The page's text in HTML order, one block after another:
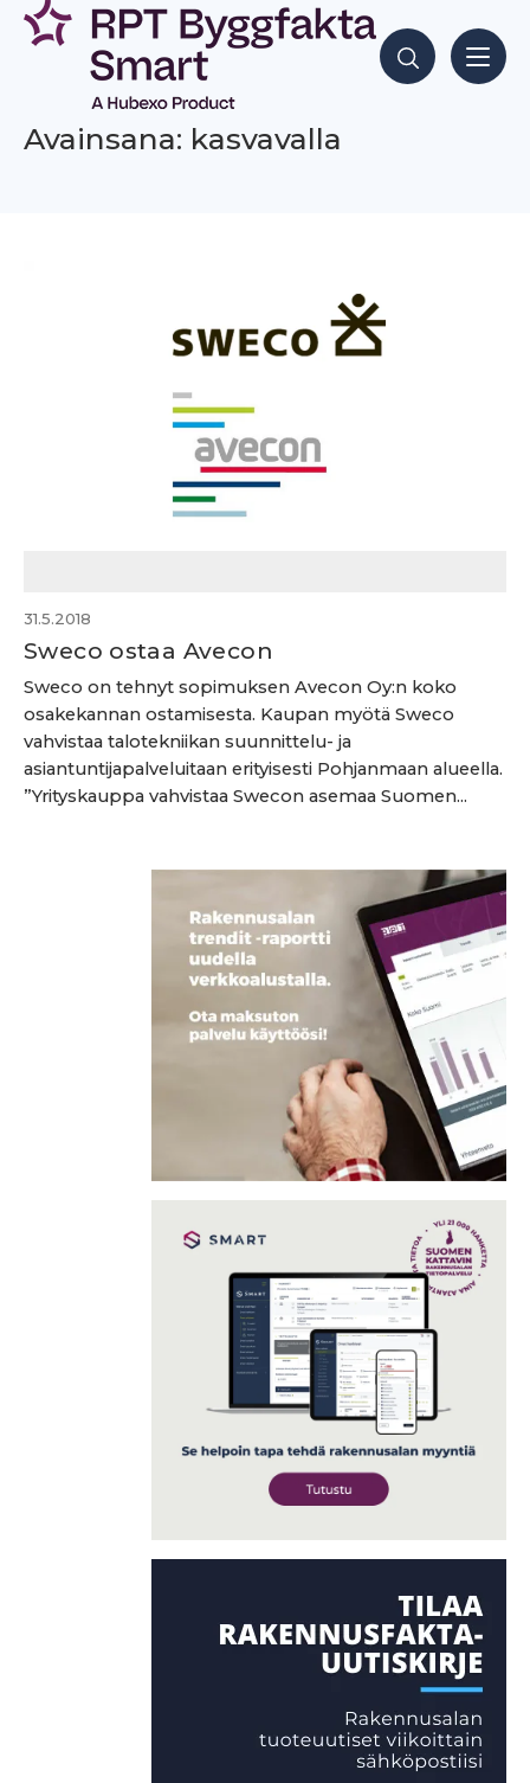
Siirry
sisältöön
Hae sisältöjä
Avainsana: kasvavalla
31.5.2018
Sweco ostaa Avecon
Sweco on tehnyt sopimuksen Avecon Oy:n koko
osakekannan ostamisesta. Kaupan myötä Sweco
vahvistaa talotekniikan suunnittelu- ja
asiantuntijapalveluitaan erityisesti Pohjanmaan alueella.
”Yrityskauppa vahvistaa Swecon asemaa Suomen...